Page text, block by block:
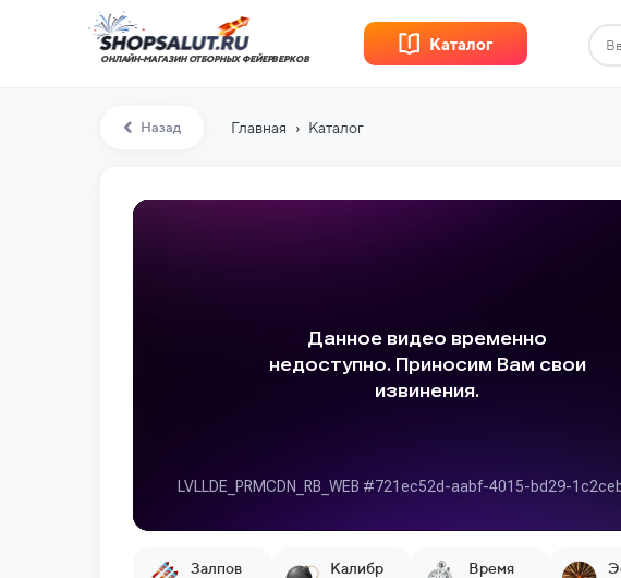
ОНЛАЙН-МАГАЗИН ОТБОРНЫХ ФЕЙЕРВЕРКОВ
Каталог
Назад Главная › Каталог
Залпов
Калибр
Время